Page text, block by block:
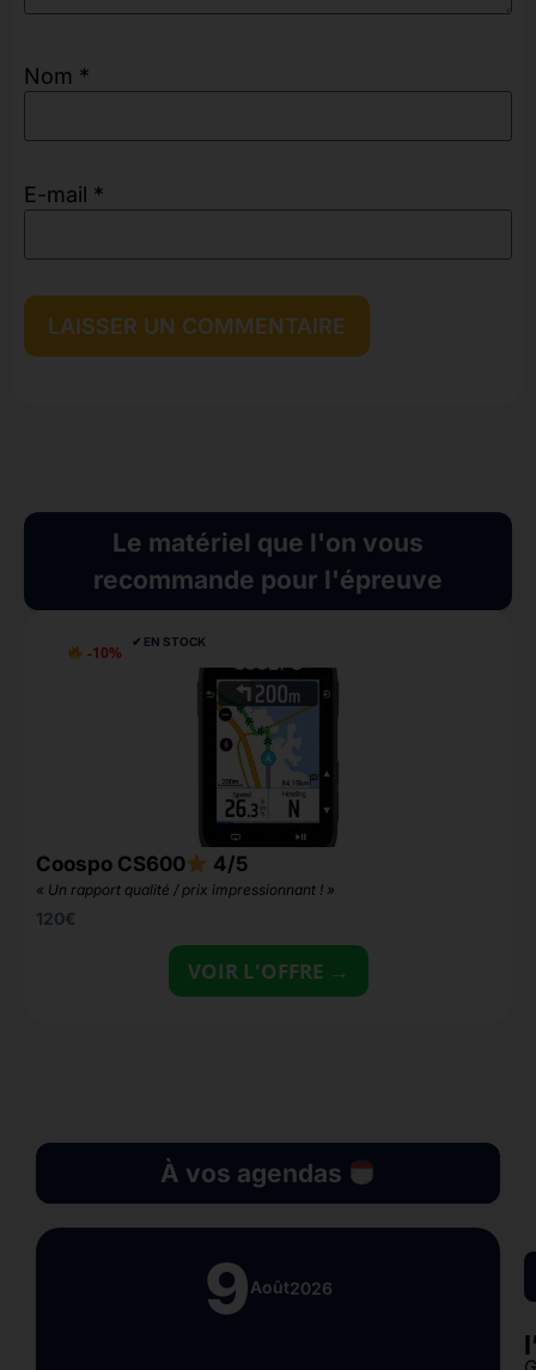
Nom *
E-mail *
Le matériel que l'on vous
recommande pour l'épreuve
-10%
✔︎ EN STOCK
Coospo CS600 4/5
« Un rapport qualité / prix impressionnant ! »
120€
VOIR L'OFFRE →
À vos agendas
9Août2026